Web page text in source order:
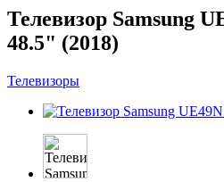
Телевизор Samsung
48.5" (2018)
Телевизоры